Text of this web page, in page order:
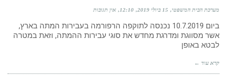
מערכת הבית המשפטי 15 ביולי 2019 12:10 אין תגובות
ביום 10.7.2019 נכנסה לתוקפה הרפורמה בעבירות המתה בארץ,
אשר מסווגת ומדרגת מחדש את סוגי עבירות ההמתה, וזאת במטרה
לבטא באופן
קרא עוד ←